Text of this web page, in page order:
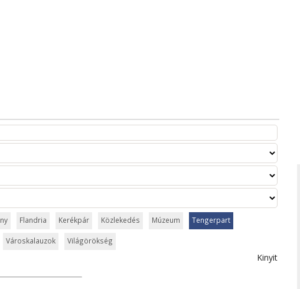
Flandria Kerékpár Közlekedés Múzeum Tengerpart
Városkalauzok Világörökség
Kinyit